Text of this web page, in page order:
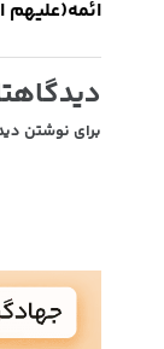
ائمه(علیهم
برای نوشتن